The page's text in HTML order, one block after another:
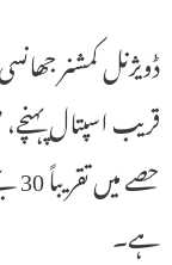
ڈویژنل کمشنر
قریب اسپتال
ہے۔